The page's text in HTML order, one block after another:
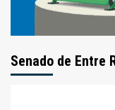
Senado de Entre